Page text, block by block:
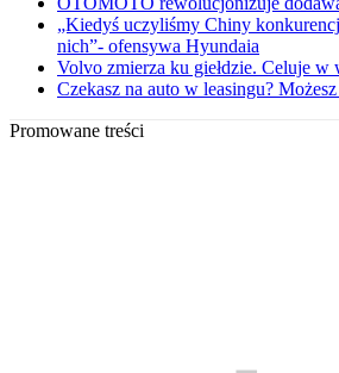
„Kiedyś uczyliśmy Chiny
nich”- ofensywa Hyundaia
Volvo zmierza ku giełdzie. Celuje
Czekasz na auto w leasingu?
Promowane treści